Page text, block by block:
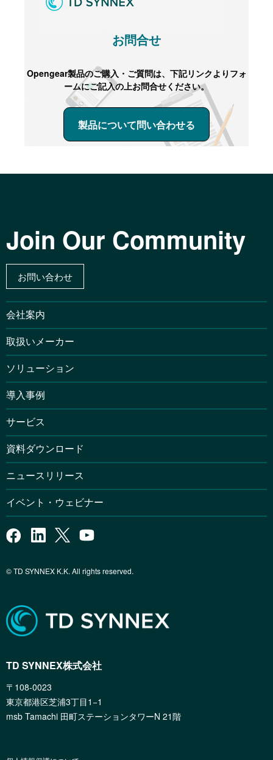
お問合せ
Opengear製品のご購入・ご質問は、下記リンクよりフォ
ームにご記入の上お問合せください。
製品について問い合わせる
Join Our Community
お問い合わせ
会社案内
取扱いメーカー
ソリューション
導入事例
サービス
資料ダウンロード
ニュースリリース
イベント・ウェビナー
© TD SYNNEX K.K. All rights reserved.
TD SYNNEX株式会社
〒108-0023
東京都港区芝浦3丁目1−1
msb Tamachi 田町ステーションタワーN 21階